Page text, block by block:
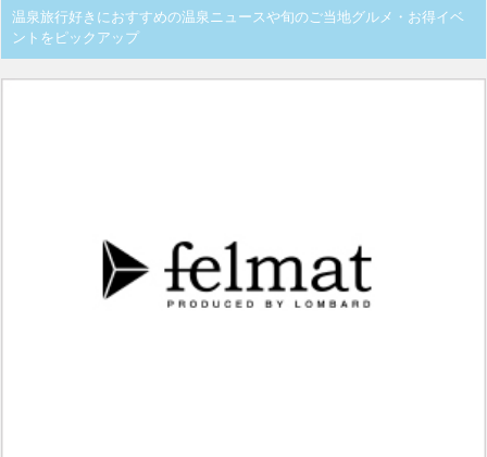
温泉旅行好きにおすすめの温泉ニュースや旬のご当地グルメ・お得イベ
ントをピックアップ